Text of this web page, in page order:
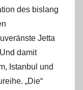
des bislang
Jetta
damit
Istanbul und
„Die“